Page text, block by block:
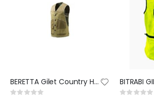
BERETTA Gilet Country Hunting Vest
Rating: Rating: